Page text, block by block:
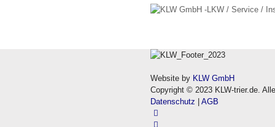
Website by KLW GmbH
Copyright © 2023 KLW-trier.de.
Datenschutz
AGB